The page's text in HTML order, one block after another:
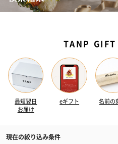
TANP GIFT
最短翌日
お届け
eギフト 名前の
現在の絞り込み条件